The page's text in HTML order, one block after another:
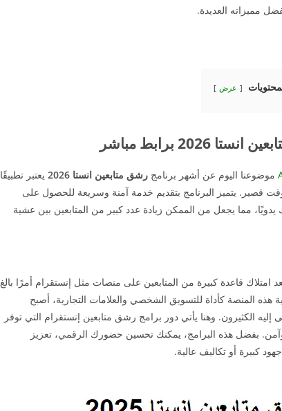
مميزاته العديدة.
عرض
2026 برابط مباشر
موضوعنا اليوم عن أشهر برنامج رشق متابعين انستا 2026
يعتبر تطبيقًا
وقت قصير. يتميز البرنامج بتقديم خدمة آمنة وسريعة للحصول على
مما يجعل من الممكن زيادة عدد كبير من المتابعين بين عشية
قاعدة كبيرة من المتابعين على منصات مثل إنستقرام أمرًا بالغ
هذه المنصة كأداة للتسويق الشخصي والعلامات التجارية، أصبح
الكثيرون. وهنا يأتي دور برامج رشق متابعين إنستقرام التي توفر
بفضل هذه البرامج، يمكنك تحسين حضورك الرقمي، تعزيز
كبيرة أو تكاليف عالية.